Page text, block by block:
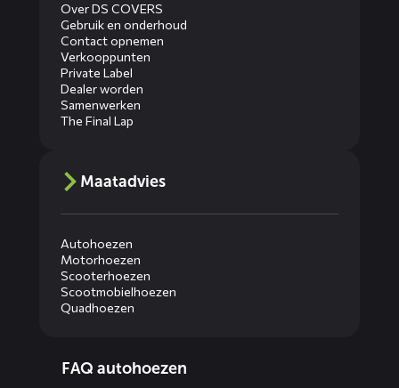
Over DS COVERS
Gebruik en onderhoud
Contact opnemen
Verkooppunten
Private Label
Dealer worden
Samenwerken
The Final Lap
Maatadvies
Autohoezen
Motorhoezen
Scooterhoezen
Scootmobielhoezen
Quadhoezen
menusFAQ autohoezen